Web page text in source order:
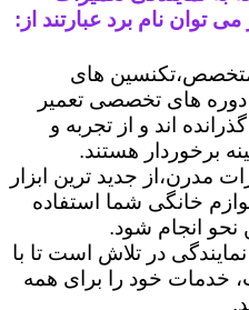
توان نام برد عبارتند از:
های
های تخصصی تعمیر
اند و از تجربه و
برخوردار هستند.
مدرن،از جدید ترین ابزار
خانگی شما استفاده
نحو انجام شود.
در تلاش است تا با
خدمات خود را برای همه